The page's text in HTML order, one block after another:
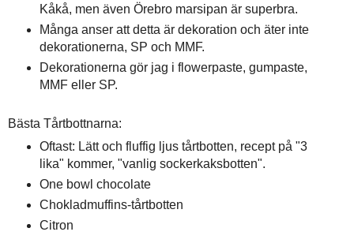
Kåkå, men även Örebro marsipan är superbra.
Många anser att detta är dekoration och äter inte
dekorationerna, SP och MMF.
Dekorationerna gör jag i flowerpaste, gumpaste,
MMF eller SP.
Bästa Tårtbottnarna:
Oftast: Lätt och fluffig ljus tårtbotten, recept på "3
lika" kommer, "vanlig sockerkaksbotten".
One bowl chocolate
Chokladmuffins-tårtbotten
Citron